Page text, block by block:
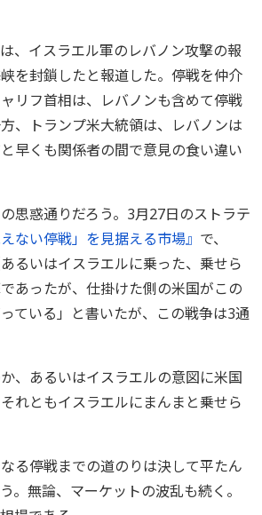
、イスラエル軍のレバノン攻撃の報
を封鎖したと報道した。停戦を仲介
リフ首相は、レバノンも含めて停戦
、トランプ米大統領は、レバノンは
早くも関係者の間で意見の食い違い
思惑通りだろう。3月27日のストラテ
えない停戦」を見据える市場』 で、
るいはイスラエルに乗った、乗せら
あったが、仕掛けた側の米国がこの
ている」と書いたが、この戦争は3通
、あるいはイスラエルの意図に米国
れともイスラエルにまんまと乗せら
る停戦までの道のりは決して平たん
。無論、マーケットの波乱も続く。